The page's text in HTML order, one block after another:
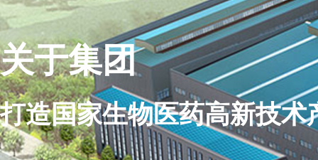
关于集团
打造国家生物医药高新技